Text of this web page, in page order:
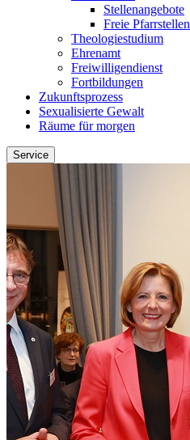
Stellenangebote
Freie Pfarrstellen
Theologiestudium
Ehrenamt
Freiwilligendienst
Fortbildungen
Zukunftsprozess
Sexualisierte Gewalt
Räume für morgen
Service